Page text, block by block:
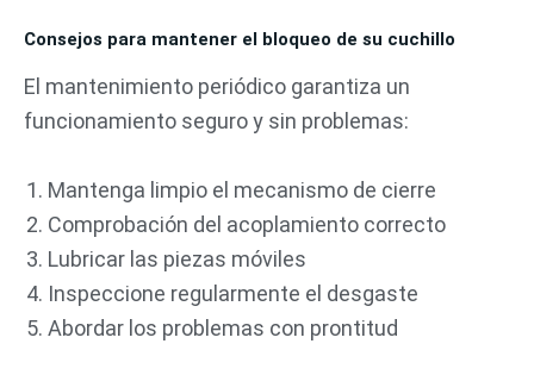
Consejos para mantener el bloqueo de su cuchillo
El mantenimiento periódico garantiza un
funcionamiento seguro y sin problemas:
Mantenga limpio el mecanismo de cierre
Comprobación del acoplamiento correcto
Lubricar las piezas móviles
Inspeccione regularmente el desgaste
Abordar los problemas con prontitud